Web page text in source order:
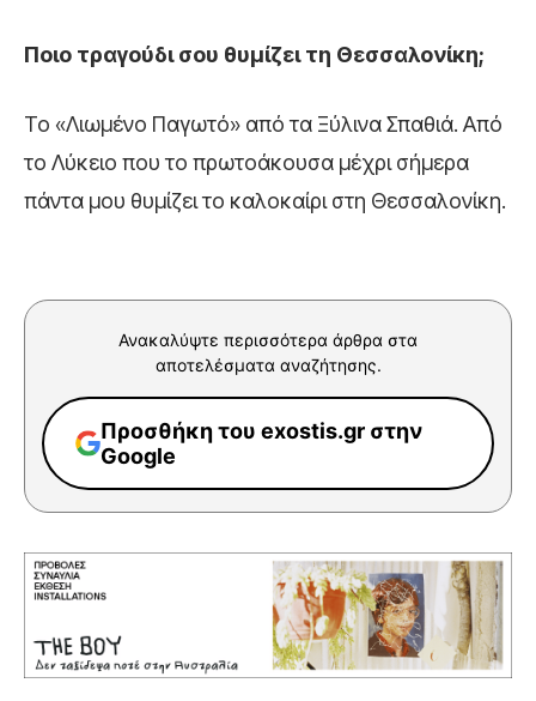
Ποιο τραγούδι σου θυμίζει τη Θεσσαλονίκη;
Το «Λιωμένο Παγωτό» από τα Ξύλινα Σπαθιά. Από
το Λύκειο που το πρωτοάκουσα μέχρι σήμερα
πάντα μου θυμίζει το καλοκαίρι στη Θεσσαλονίκη.
Ανακαλύψτε περισσότερα άρθρα στα
αποτελέσματα αναζήτησης.
Προσθήκη του exostis.gr στην
Google